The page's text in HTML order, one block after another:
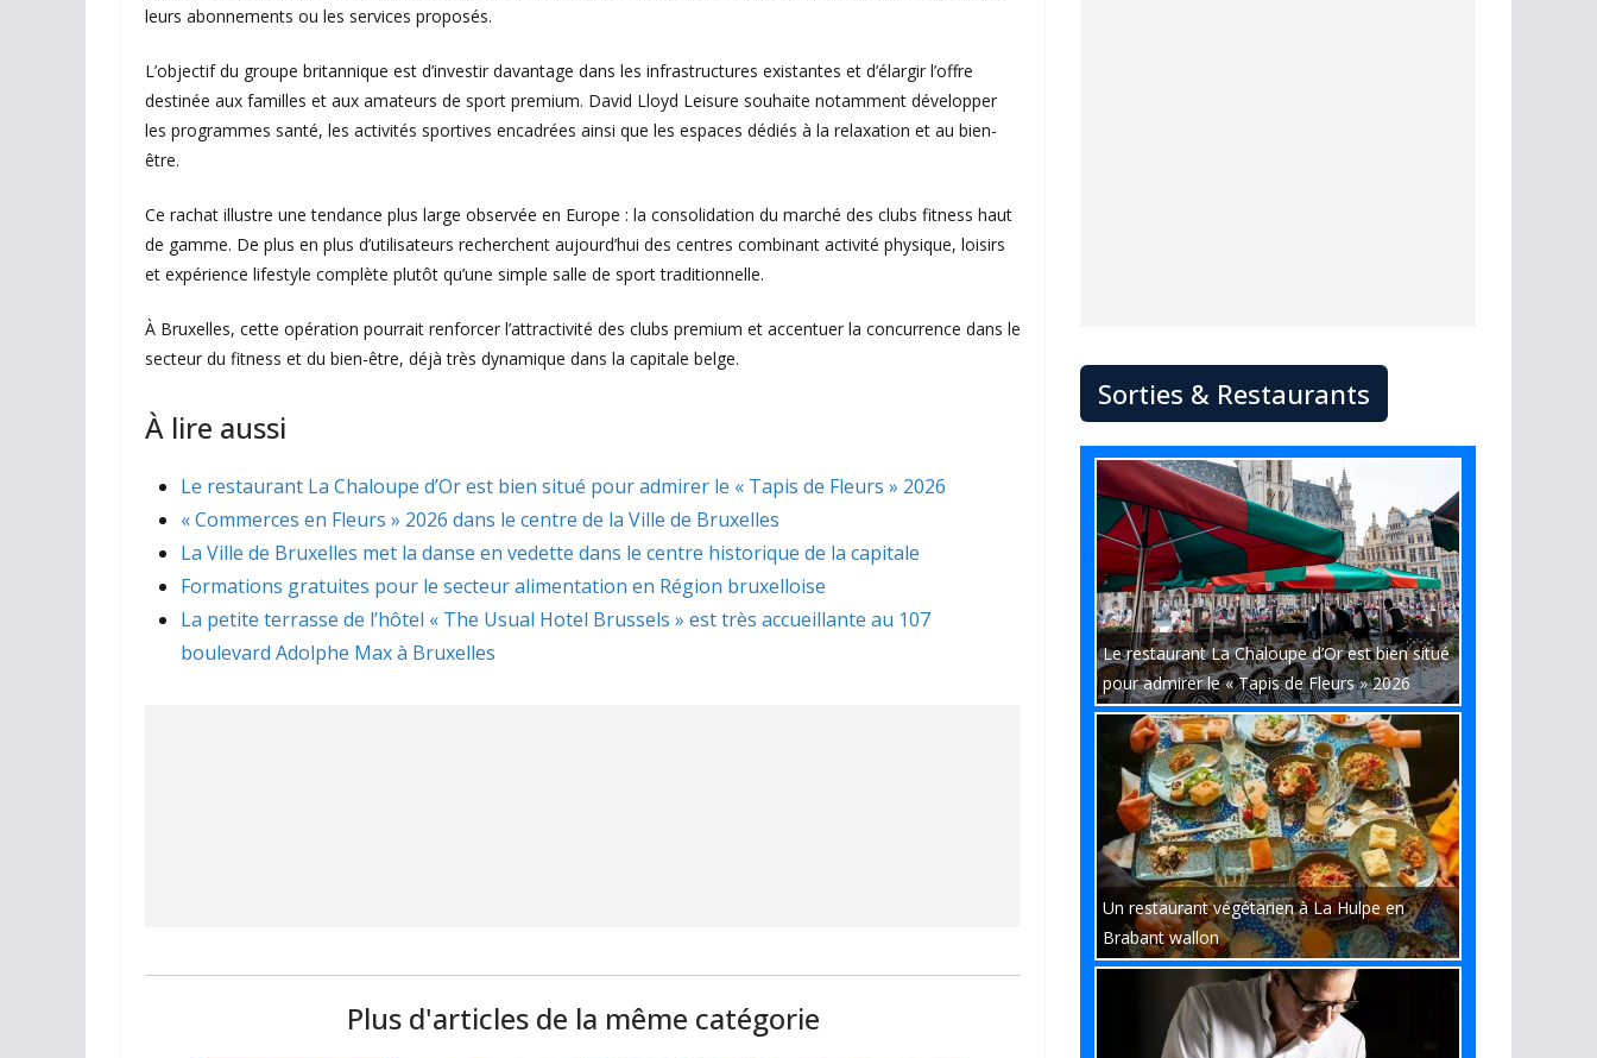
leurs abonnements ou les services proposés.
L’objectif du groupe britannique est d’investir davantage dans les infrastructures existantes et d’élargir l’offre
destinée aux familles et aux amateurs de sport premium. David Lloyd Leisure souhaite notamment développer
les programmes santé, les activités sportives encadrées ainsi que les espaces dédiés à la relaxation et au bien-
être.
Ce rachat illustre une tendance plus large observée en Europe : la consolidation du marché des clubs fitness haut
de gamme. De plus en plus d’utilisateurs recherchent aujourd’hui des centres combinant activité physique, loisirs
et expérience lifestyle complète plutôt qu’une simple salle de sport traditionnelle.
À Bruxelles, cette opération pourrait renforcer l’attractivité des clubs premium et accentuer la concurrence dans le
secteur du fitness et du bien-être, déjà très dynamique dans la capitale belge.
À lire aussi
Le restaurant La Chaloupe d’Or est bien situé pour admirer le « Tapis de Fleurs » 2026
« Commerces en Fleurs » 2026 dans le centre de la Ville de Bruxelles
La Ville de Bruxelles met la danse en vedette dans le centre historique de la capitale
Formations gratuites pour le secteur alimentation en Région bruxelloise
La petite terrasse de l’hôtel « The Usual Hotel Brussels » est très accueillante au 107
boulevard Adolphe Max à Bruxelles
Plus d'articles de la même catégorie
Sorties & Restaurants
Le restaurant La Chaloupe d’Or est bien situé
pour admirer le « Tapis de Fleurs » 2026
Un restaurant végétarien à La Hulpe en
Brabant wallon